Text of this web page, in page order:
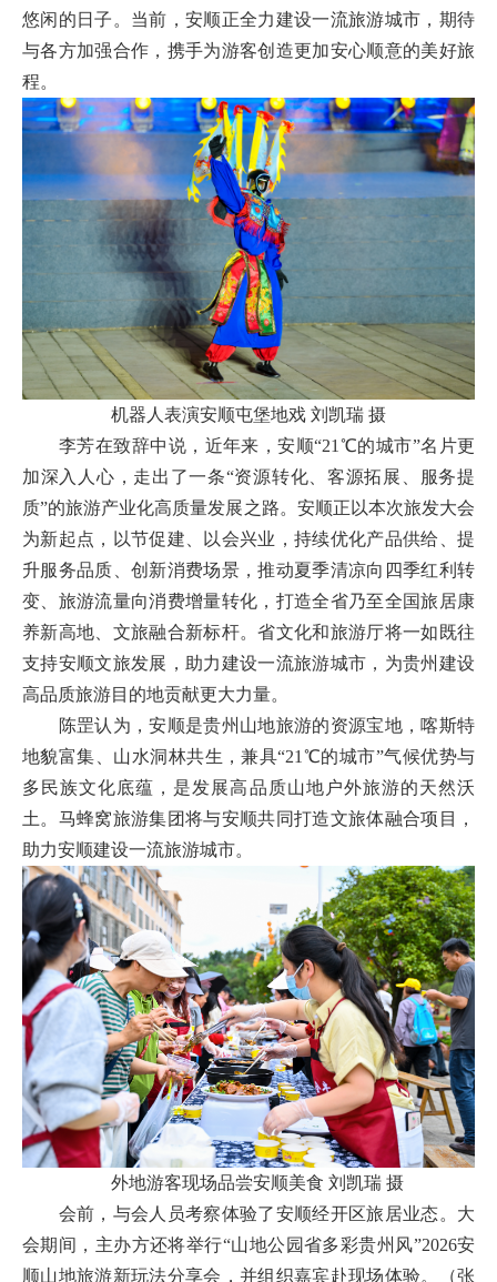
悠闲的日子。当前，安顺正全力建设一流旅游城市，期待
与各方加强合作，携手为游客创造更加安心顺意的美好旅
程。
机器人表演安顺屯堡地戏 刘凯瑞 摄
李芳在致辞中说，近年来，安顺“21℃的城市”名片更
加深入人心，走出了一条“资源转化、客源拓展、服务提
质”的旅游产业化高质量发展之路。安顺正以本次旅发大会
为新起点，以节促建、以会兴业，持续优化产品供给、提
升服务品质、创新消费场景，推动夏季清凉向四季红利转
变、旅游流量向消费增量转化，打造全省乃至全国旅居康
养新高地、文旅融合新标杆。省文化和旅游厅将一如既往
支持安顺文旅发展，助力建设一流旅游城市，为贵州建设
高品质旅游目的地贡献更大力量。
陈罡认为，安顺是贵州山地旅游的资源宝地，喀斯特
地貌富集、山水洞林共生，兼具“21℃的城市”气候优势与
多民族文化底蕴，是发展高品质山地户外旅游的天然沃
土。马蜂窝旅游集团将与安顺共同打造文旅体融合项目，
助力安顺建设一流旅游城市。
外地游客现场品尝安顺美食 刘凯瑞 摄
会前，与会人员考察体验了安顺经开区旅居业态。大
会期间，主办方还将举行“山地公园省多彩贵州风”2026安
顺山地旅游新玩法分享会，并组织嘉宾赴现场体验。（张